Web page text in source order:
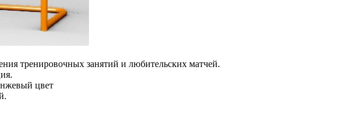
тренировочных занятий и любительских матчей.
цвет